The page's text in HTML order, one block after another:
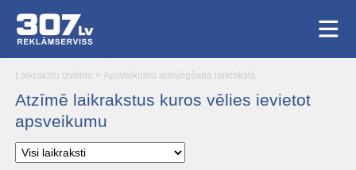
Laikrakstu izvēlne > Apsveikumu iesniegšana laikrakstā
Atzīmē laikrakstus kuros vēlies ievietot
apsveikumu